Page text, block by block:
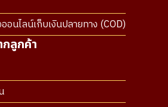
นไลน์เก็บเงินปลายทาง (COD)
กลูกค้า